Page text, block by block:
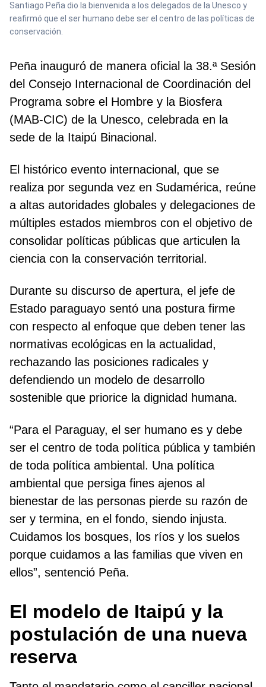
Santiago Peña dio la bienvenida a los delegados de la Unesco y
reafirmó que el ser humano debe ser el centro de las políticas de
conservación.
Peña inauguró de manera oficial la 38.ª Sesión
del Consejo Internacional de Coordinación del
Programa sobre el Hombre y la Biosfera
(MAB-CIC) de la Unesco, celebrada en la
sede de la Itaipú Binacional.
El histórico evento internacional, que se
realiza por segunda vez en Sudamérica, reúne
a altas autoridades globales y delegaciones de
múltiples estados miembros con el objetivo de
consolidar políticas públicas que articulen la
ciencia con la conservación territorial.
Durante su discurso de apertura, el jefe de
Estado paraguayo sentó una postura firme
con respecto al enfoque que deben tener las
normativas ecológicas en la actualidad,
rechazando las posiciones radicales y
defendiendo un modelo de desarrollo
sostenible que priorice la dignidad humana.
“Para el Paraguay, el ser humano es y debe
ser el centro de toda política pública y también
de toda política ambiental. Una política
ambiental que persiga fines ajenos al
bienestar de las personas pierde su razón de
ser y termina, en el fondo, siendo injusta.
Cuidamos los bosques, los ríos y los suelos
porque cuidamos a las familias que viven en
ellos”, sentenció Peña.
El modelo de Itaipú y la
postulación de una nueva
reserva